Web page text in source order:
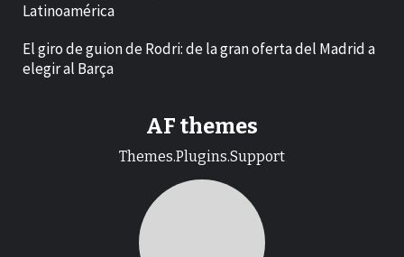
Latinoamérica
El giro de guion de Rodri: de la gran oferta del Madrid a
elegir al Barça
AF themes
Themes.Plugins.Support